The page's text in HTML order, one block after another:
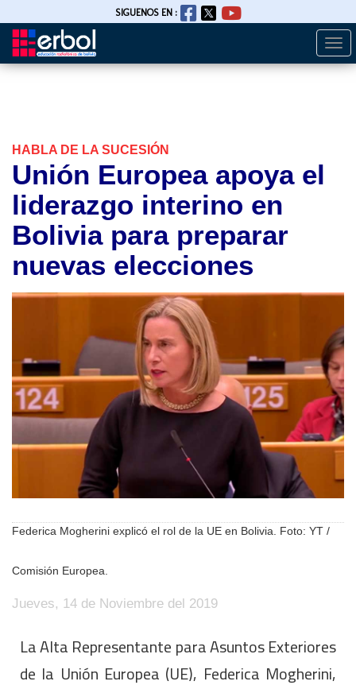
Pasar
SIGUENOS EN :
HABLA DE LA SUCESIÓN
Unión Europea apoya el
liderazgo interino en
Bolivia para preparar
nuevas elecciones
Federica Mogherini explicó el rol de la UE en Bolivia. Foto: YT /
Comisión Europea.
Jueves, 14 de Noviembre del 2019
La Alta Representante para Asuntos Exteriores
de la Unión Europea (UE), Federica Mogherini,